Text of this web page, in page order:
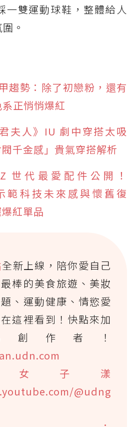
一雙運動球鞋，整體給人
。
趨勢：除了初戀粉，還有
正悄悄爆紅
夫人》IU 劇中穿搭太吸
千金感」貴氣穿搭解析
世代最愛配件公開！
範科技未來感與懷舊復
紅單品
全新上線，陪你愛自己
棒的美食旅遊、美妝
、運動健康、情慾愛
這裡看到！快點來加
創作者！
女子漾
@udng